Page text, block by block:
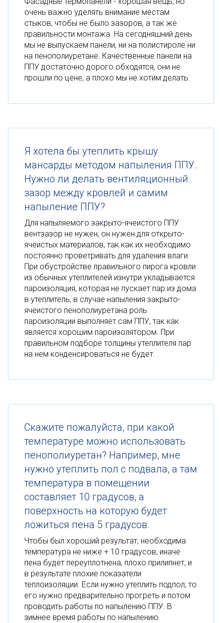
очень важно уделять внимание местам
стыков, чтобы не было зазоров, а так же
правильности монтажа. На сегодняшний день
мы не выпускаем панели, ни на полистироле ни
на пенополиуретане. Качественные панели на
ППУ достаточно дорого обходятся, они не
прошли по цене, а плохо мы не хотим делать.
Я хотела бы утеплить крышу
мансарды методом напыления ППУ.
Нужно ли делать вентиляционный
зазор между кровлей и самим
напыление ППУ?
Для напыляемого закрыто-ячеистого ППУ
вентзазор не нужен, он нужен для открыто-
ячеистых материалов, так как их необходимо
постоянно проветривать для удаления влаги.
При обустройстве правильного пирога кровли
из обычных утеплителей изнутри укладывается
пароизоляция, которая не пускает пар из дома
в утеплитель, в случае напыления закрыто-
ячеистого пенополиуретана роль
пароизоляции выполняет сам ППУ, так как
является хорошим пароизолятором. При
правильном подборе толщины утеплителя пар
на нем конденсироваться не будет.
Скажите пожалуйста, при какой
температуре можно использовать
пенополиуретан? Например, мне
нужно утеплить пол с подвала, а там
температура в помещении
составляет 10 градусов, а
поверхность на которую будет
ложиться пена 5 градусов.
Чтобы был хороший результат, необходима
температура не ниже + 10 градусов, иначе
пена будет переуплотнена, плохо прилипнет, и
в результате плохие показатели
теплоизоляции. Если нужно утеплить подпол, то
его нужно предварительно прогреть и потом
проводить работы по напылению ППУ. В
зимнее время работы по напылению